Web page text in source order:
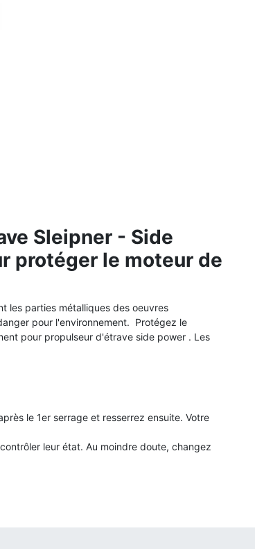
Sleipner - Side
protéger le moteur de
les parties métalliques des oeuvres
pour l'environnement. Protégez le
pour propulseur d'étrave side power . Les
le 1er serrage et resserrez ensuite. Votre
leur état. Au moindre doute, changez